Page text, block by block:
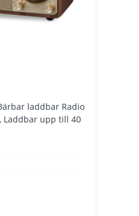
laddbar Radio
Laddbar upp till 40